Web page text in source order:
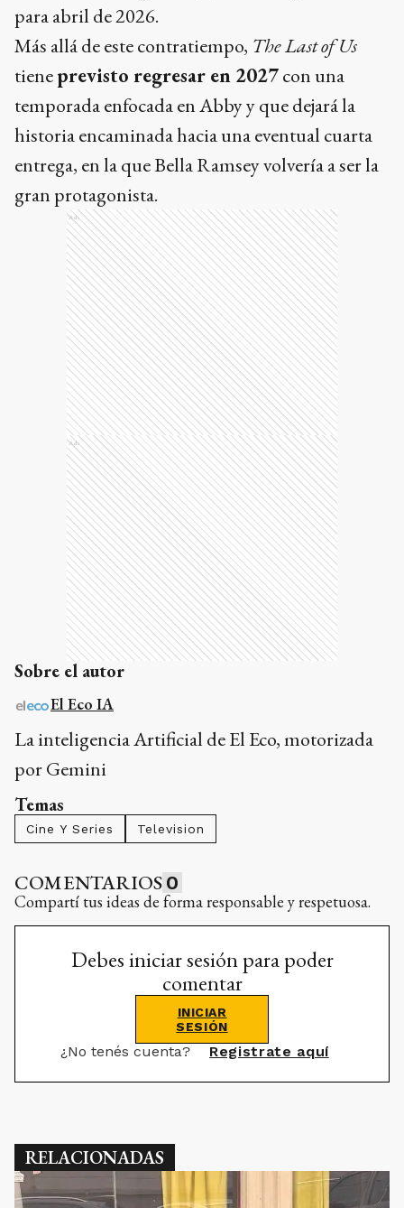
para abril de 2026.
Más allá de este contratiempo, The Last of Us
tieneprevisto regresar en 2027con una
temporada enfocada en Abby y que dejará la
historia encaminada hacia una eventual cuarta
entrega, en la que Bella Ramsey volvería a ser la
gran protagonista.
Ads
Ads
Sobre el autor
El Eco IA
La inteligencia Artificial de El Eco, motorizada
por Gemini
Temas
Cine Y Series Television
COMENTARIOS 0
Compartí tus ideas de forma responsable y respetuosa.
Debes iniciar sesión para poder
comentar
INICIAR
SESIÓN
¿No tenés cuenta? Registrate aquí
RELACIONADAS